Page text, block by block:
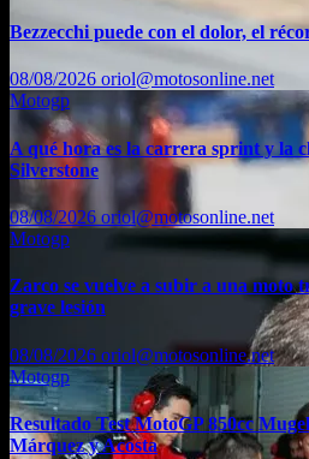
Bezzecchi puede con el dolor, el
08/08/2026 oriol@motosonline.net
Motogp
A qué hora es la carrera sprint y la
Silverstone
08/08/2026 oriol@motosonline.net
Motogp
Zarco se vuelve a subir a una moto
grave lesión
08/08/2026 oriol@motosonline.net
Motogp
Resultado Test MotoGP 850cc
Márquez y Acosta